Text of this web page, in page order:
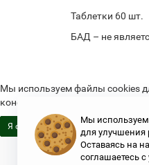
Таблетки 60 шт.
БАД – не
Мы используем файлы cookies
конфиденциальности и об
Я согласен
Мы
для улучшения
Оставаясь на
соглашаетесь